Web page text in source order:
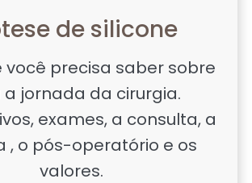
de silicone
você precisa saber sobre
jornada da cirurgia.
exames, a consulta, a
, o pós-operatório e os
valores.